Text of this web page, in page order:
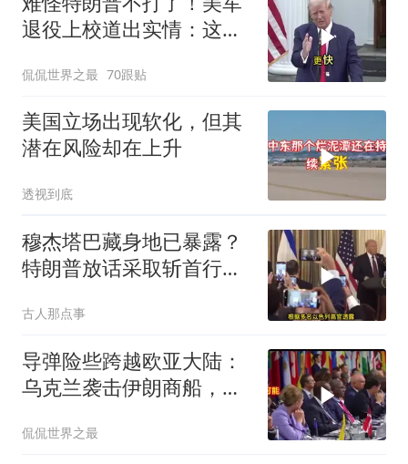
退役上校道出实情：这场
侃侃世界之最 70跟贴
美国立场出现软化，但其
潜在风险却在上升
透视到底
穆杰塔巴藏身地已暴露？
特朗普放话采取斩首行
古人那点事
导弹险些跨越欧亚大陆：
乌克兰袭击伊朗商船，差
雷”
侃侃世界之最